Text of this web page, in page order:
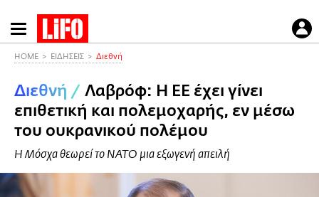
Παράκαμψη
προς
περιεχόμενο
HOME ΕΙΔΗΣΕΙΣ Διεθνή
Διεθνή / Λαβρόφ: Η ΕΕ έχει γίνει
επιθετική και πολεμοχαρής, εν μέσω
του ουκρανικού πολέμου
Η Μόσχα θεωρεί το ΝΑΤΟ μια εξωγενή απειλή